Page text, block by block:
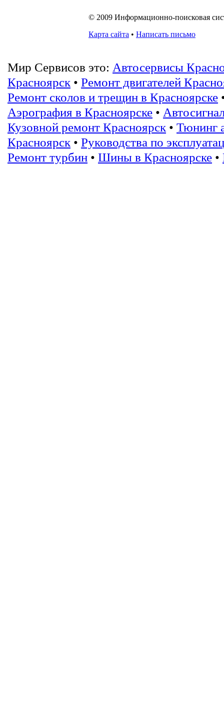
© 2009 Информационно-поисковая
Карта сайта • Написать письмо
Мир Сервисов это: Автосервисы
Красноярск• Ремонт двигателей
Ремонт сколов и трещин в Красноярске
Аэрография в Красноярске •
Кузовной ремонт Красноярск• Тюнинг
Красноярск• Руководства по
Ремонт турбин • Шины в Красноярске •